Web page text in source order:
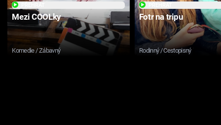
Mezi COOLky
Komedie / Zábavný
Fotr na tripu
Rodinný / Cestopisný